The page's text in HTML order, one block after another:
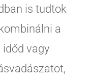
is tudtok
a
vagy